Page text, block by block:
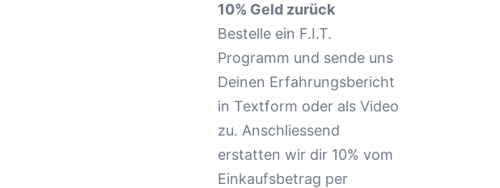
10% Geld zurück
Bestelle ein F.I.T.
Programm und sende uns
Deinen Erfahrungsbericht
in Textform oder als Video
zu. Anschliessend
erstatten wir dir 10% vom
Einkaufsbetrag per